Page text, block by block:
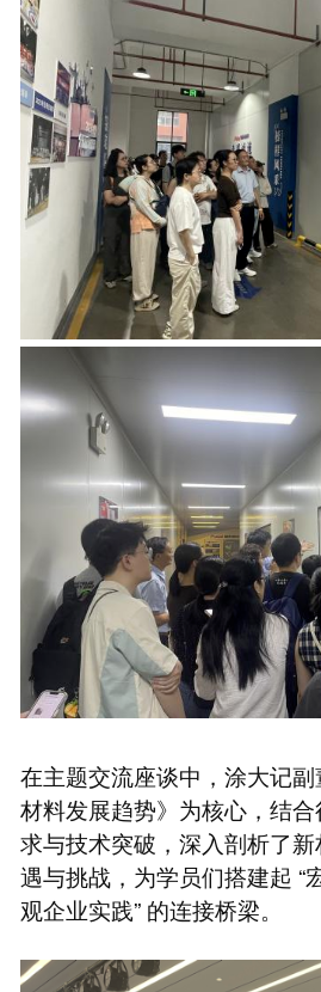
在主题交流座谈中，涂大记
材料发展趋势》为核心，结
求与技术突破，深入剖析了
遇与挑战，为学员们搭建起 “
观企业实践” 的连接桥梁。